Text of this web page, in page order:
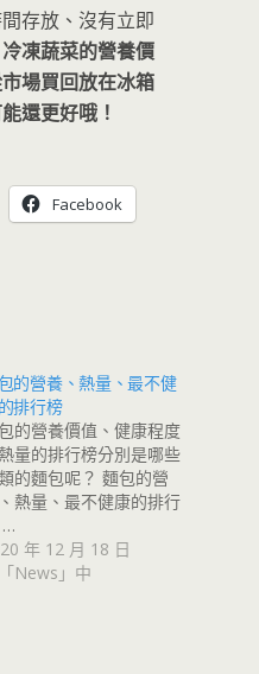
存放、沒有立即
冷凍蔬菜的營養價
場買回放在冰箱
還更好哦！
Facebook
的營養、熱量、最不健
排行榜
的營養價值、健康程度
量的排行榜分別是哪些
的麵包呢？ 麵包的營
熱量、最不健康的排行
…
年 12 月 18 日
News」中